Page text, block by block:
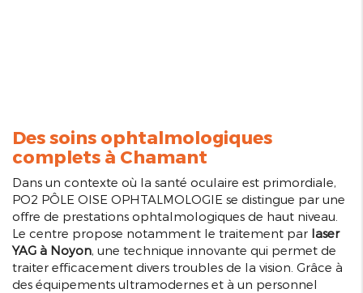
Des soins ophtalmologiques
complets à Chamant
Dans un contexte où la santé oculaire est primordiale,
PO2 PÔLE OISE OPHTALMOLOGIE se distingue par une
offre de prestations ophtalmologiques de haut niveau.
Le centre propose notamment le traitement par laser
YAG à Noyon, une technique innovante qui permet de
traiter efficacement divers troubles de la vision. Grâce à
des équipements ultramodernes et à un personnel